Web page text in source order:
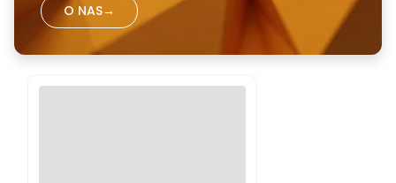
O NAS→